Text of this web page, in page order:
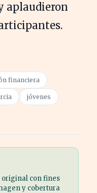
aplaudieron
financiera
jóvenes
original con fines
y cobertura